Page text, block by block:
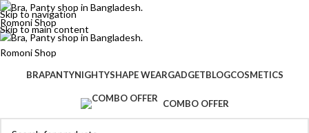
Skip to navigation
Skip to main content
BRAPANTYNIGHTYSHAPE WEARGADGETBLOGCOSMETICS
COMBO OFFER